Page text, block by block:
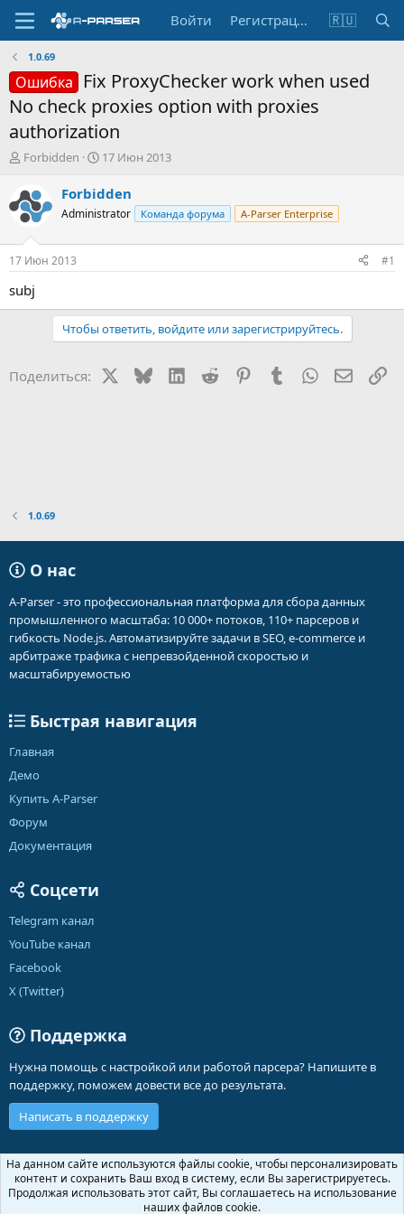
Войти Регистрация 🇷🇺
1.0.69
Ошибка
Fix ProxyChecker work when used
No check proxies option with proxies
authorization
А
т
о
р
т
е
м
ы
Forbidden
Д
т
н
а
17 Июн 2013
Forbidden
Administrator Команда форума A-Parser Enterprise
17 Июн 2013 #1
subj
Чтобы ответить, войдите или зарегистрируйтесь.
Поделиться: BlueskyLinkedIn
Reddit PinterestTumblr WhatsApp
1.0.69
О нас
A-Parser - это профессиональная платформа для сбора данных
промышленного масштаба: 10 000+ потоков, 110+ парсеров и
гибкость Node.js. Автоматизируйте задачи в SEO, e-commerce и
арбитраже трафика с непревзойденной скоростью и
масштабируемостью
Быстрая навигация
Главная
Демо
Купить A-Parser
Форум
Документация
Соцсети
Telegram канал
YouTube канал
Facebook
X (Twitter)
Поддержка
Нужна помощь с настройкой или работой парсера? Напишите в
поддержку, поможем довести все до результата.
Написать в поддержку
Russian (RU)
Обратная связь
Условия и правила
Политика конфиденциальности
Помощь
На данном сайте используются файлы cookie, чтобы персонализировать
контент и сохранить Ваш вход в систему, если Вы зарегистрируетесь.
Продолжая использовать этот сайт, Вы соглашаетесь на использование
наших файлов cookie.